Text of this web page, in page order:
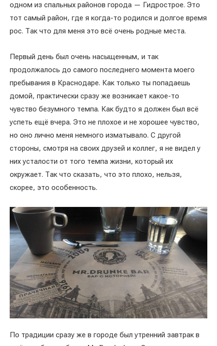
одном из спальных районов города — Гидрострое. Это
тот самый район, где я когда-то родился и долгое время
рос. Так что для меня это всё очень родные места.
Первый день был очень насыщенным, и так
продолжалось до самого последнего момента моего
пребывания в Краснодаре. Как только ты попадаешь
домой, практически сразу же возникает какое-то
чувство безумного темпа. Как будто я должен был всё
успеть ещё вчера. Это не плохое и не хорошее чувство,
но оно лично меня немного изматывало. С другой
стороны, смотря на своих друзей и коллег, я не видел у
них усталости от того темпа жизни, который их
окружает. Так что сказать, что это плохо, нельзя,
скорее, это особенность.
По традиции сразу же в городе был утренний завтрак в